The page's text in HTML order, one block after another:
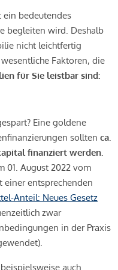
ein bedeutendes
begleiten wird. Deshalb
nicht leichtfertig
Faktoren, die
für Sie leistbar sind:
Eine goldene
sollten ca.
finanziert werden.
01. August 2022 vom
einer entsprechenden
Anteil: Neues Gesetz
zwar
in der Praxis
auch